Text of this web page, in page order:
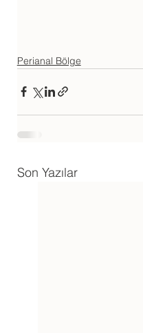
Perianal Bölge
Son Yazılar